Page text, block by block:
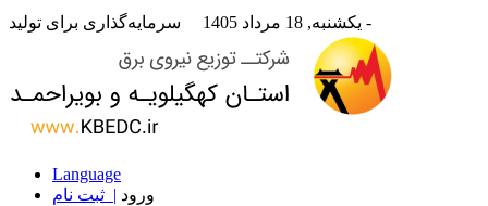
یکشنبه, 18 مرداد 1405 سرمایه‌گذاری برای تولید -
Language
ورود | ثبت نام